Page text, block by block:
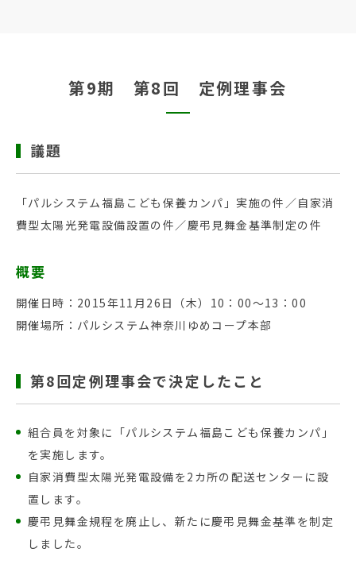
第9期 第8回 定例理事会
議題
「パルシステム福島こども保養カンパ」実施の件／自家消
費型太陽光発電設備設置の件／慶弔見舞金基準制定の件
概要
開催日時：2015年11月26日（木）10：00〜13：00
開催場所：パルシステム神奈川ゆめコープ本部
第8回定例理事会で決定したこと
組合員を対象に「パルシステム福島こども保養カンパ」
を実施します。
自家消費型太陽光発電設備を2カ所の配送センターに設
置します。
慶弔見舞金規程を廃止し、新たに慶弔見舞金基準を制定
しました。